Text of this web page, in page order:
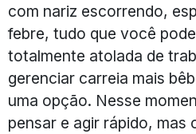
com nariz escorrendo,
febre, tudo que você
totalmente atolada de
gerenciar carreia mais
uma opção. Nesse
pensar e agir rápido, mas